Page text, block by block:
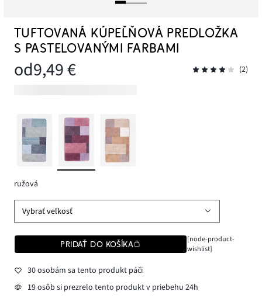
TUFTOVANÁ KÚPEĽŇOVÁ PREDLOŽKA
S PASTELOVANÝMI FARBAMI
od9,49 € (2)
ružová
Vybrať veľkosť
PRIDAŤ DO KOŠÍKA
[node-product-
wishlist]
30 osobám sa tento produkt páči
19 osôb si prezrelo tento produkt v priebehu 24h